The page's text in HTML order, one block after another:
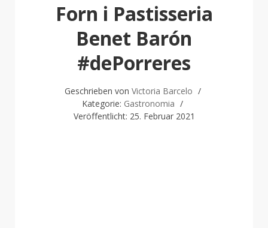
Forn i Pastisseria
Benet Barón
#dePorreres
Geschrieben von Victoria Barcelo
Kategorie: Gastronomia
Veröffentlicht: 25. Februar 2021